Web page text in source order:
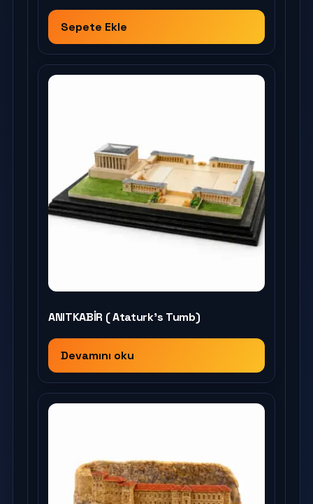
Sepete Ekle
ANITKABİR ( Ataturk’s Tumb)
Devamını oku